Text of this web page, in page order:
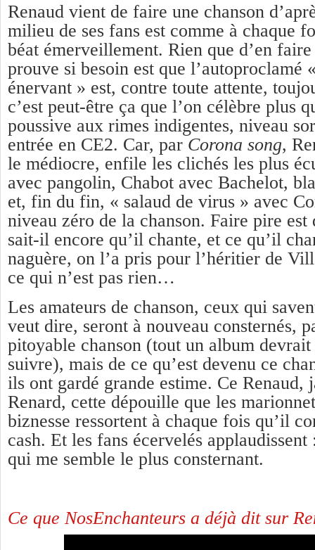
Renaud vient de faire une chanson
milieu de ses fans est comme à chaque
béat émerveillement. Rien que d’en
prouve si besoin est que l’autoproclamé
énervant » est, contre toute attente,
c’est peut-être ça que l’on célèbre plus
poussive aux rimes indigentes, niveau
entrée en CE2. Car, par Corona song,
le médiocre, enfile les clichés les plus
avec pangolin, Chabot avec Bachelot,
et, fin du fin, « salaud de virus » avec
niveau zéro de la chanson. Faire pire
sait-il encore qu’il chante, et ce qu’il
naguère, on l’a pris pour l’héritier de
ce qui n’est pas rien…
Les amateurs de chanson, ceux qui
veut dire, seront à nouveau consternés,
pitoyable chanson (tout un album
suivre), mais de ce qu’est devenu ce
ils ont gardé grande estime. Ce Renaud,
Renard, cette dépouille que les
biznesse ressortent à chaque fois qu’il
cash. Et les fans écervelés applaudissent
qui me semble le plus consternant.
Ce que NosEnchanteurs a déjà dit sur